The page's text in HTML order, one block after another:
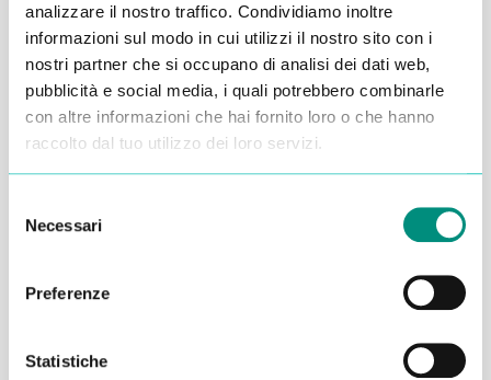
analizzare il nostro traffico. Condividiamo inoltre
informazioni sul modo in cui utilizzi il nostro sito con i
nostri partner che si occupano di analisi dei dati web,
pubblicità e social media, i quali potrebbero combinarle
con altre informazioni che hai fornito loro o che hanno
raccolto dal tuo utilizzo dei loro servizi.
delNecessari
Preferenze
Statistiche
Inserisci i tuoi dati qui, ti ricontatteremo
entro 48 ore